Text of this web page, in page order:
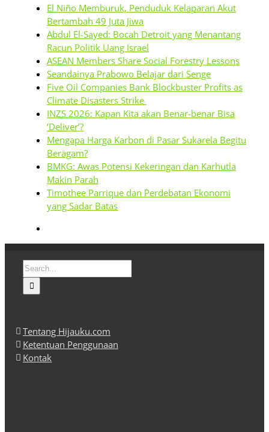
El Niño Memburuk, Penduduk Kelaparan Akut
Bertambah 49 Juta Jiwa
Abdul El-Sayed: Bocah Detroit yang Menantang
Racun Politik Uang Israel
ASEAN Members Share Social Forestry Lessons
Seandainya Prabowo Belajar dari Senge
Five Oil Companies Bank Blockbuster Profits as
Climate Disasters Strike
INZS 2026: Kapan Kita akan Benar-benar Bisa
‘Deliver’?
Mengapa Harga Karbon di Pasar Sukarela Begitu
Beragam?
BMKG: Awas Potensi Kekeringan dan Karhutla
Makin Parah
Timothee Parrique dan Perdebatan Ekonomi
yang Sadar Batas
Search
for:
Tentang Hijauku.com
Ketentuan Penggunaan
Kontak